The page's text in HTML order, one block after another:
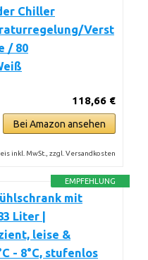
Chiller
Verst
/ 80
118,66 €
Bei Amazon ansehen
inkl. MwSt., zzgl. Versandkosten
EMPFEHLUNG
mit
Liter |
leise &
- 8°C, stufenlos